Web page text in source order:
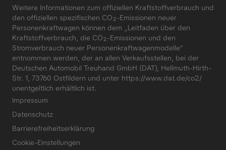
Impressum
Datenschutz
Barrierefreiheitserklärung
Cookie-Einstellungen
Weitere Informationen zum offiziellen Kraftstoffverbrauch und
den offiziellen spezifischen CO₂-Emissionen neuer
Personenkraftwagen können dem „Leitfaden über den
Kraftstoffverbrauch, die CO₂-Emissionen und den
Stromverbrauch neuer Personenkraftwagenmodelle“
entnommen werden, der an allen Verkaufsstellen, bei der
Deutschen Automobil Treuhand GmbH (DAT), Hellmuth-Hirth-
Str. 1, 73760 Ostfildern und unter https://www.dat.de/co2/
unentgeltlich erhältlich ist.